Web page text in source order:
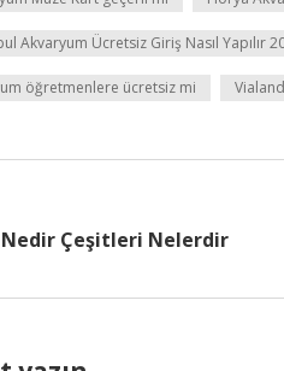
Akvaryum Ücretsiz Giriş Nasıl Yapılır
öğretmenlere ücretsiz mi
Çeşitleri Nelerdir